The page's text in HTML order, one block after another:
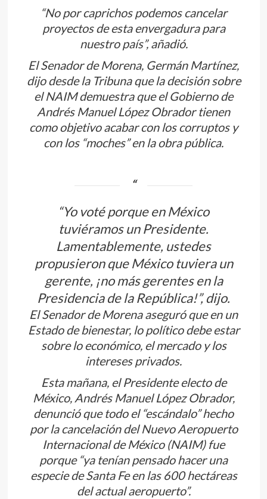
“No por caprichos podemos cancelar
proyectos de esta envergadura para
nuestro país”, añadió.
El Senador de Morena, Germán Martínez,
dijo desde la Tribuna que la decisión sobre
el NAIM demuestra que el Gobierno de
Andrés Manuel López Obrador tienen
como objetivo acabar con los corruptos y
con los “moches” en la obra pública.
“Yo voté porque en México
tuviéramos un Presidente.
Lamentablemente, ustedes
propusieron que México tuviera un
gerente, ¡no más gerentes en la
Presidencia de la República!”, dijo.
El Senador de Morena aseguró que en un
Estado de bienestar, lo político debe estar
sobre lo económico, el mercado y los
intereses privados.
Esta mañana, el Presidente electo de
México, Andrés Manuel López Obrador,
denunció que todo el “escándalo” hecho
por la cancelación del Nuevo Aeropuerto
Internacional de México (NAIM) fue
porque “ya tenían pensado hacer una
especie de Santa Fe en las 600 hectáreas
del actual aeropuerto”.